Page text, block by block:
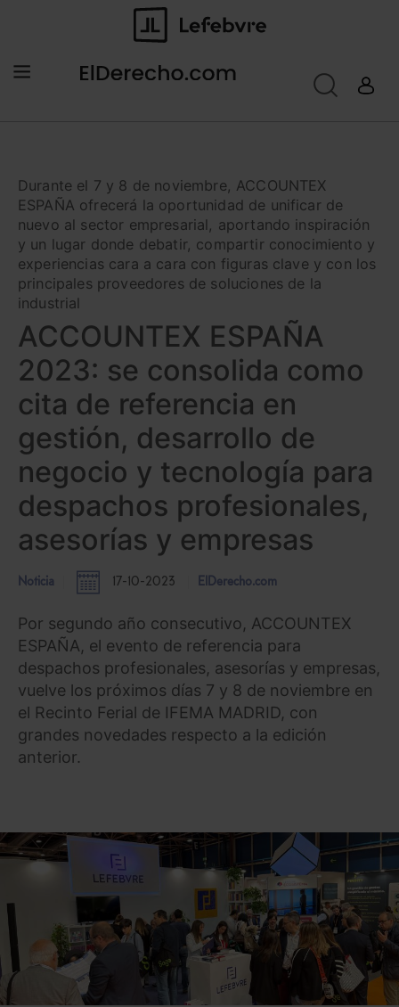
Durante el 7 y 8 de noviembre, ACCOUNTEX
ESPAÑA ofrecerá la oportunidad de unificar de
nuevo al sector empresarial, aportando inspiración
y un lugar donde debatir, compartir conocimiento y
experiencias cara a cara con figuras clave y con los
principales proveedores de soluciones de la
industrial
ACCOUNTEX ESPAÑA
2023: se consolida como
cita de referencia en
gestión, desarrollo de
negocio y tecnología para
despachos profesionales,
asesorías y empresas
Noticia 17-10-2023 ElDerecho.com
Por segundo año consecutivo, ACCOUNTEX
ESPAÑA, el evento de referencia para
despachos profesionales, asesorías y empresas,
vuelve los próximos días 7 y 8 de noviembre en
el Recinto Ferial de IFEMA MADRID, con
grandes novedades respecto a la edición
anterior.